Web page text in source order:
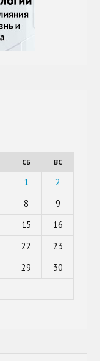
СБ ВС
1
2
8
9
15
16
22
23
29
30